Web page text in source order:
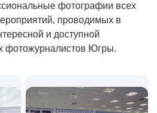
фотографии всех
проводимых в
и доступной
фотожурналистов Югры.